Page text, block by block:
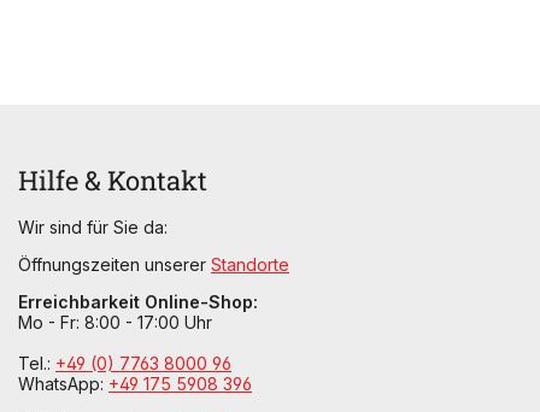
Hilfe & Kontakt
Wir sind für Sie da:
Öffnungszeiten unserer Standorte
Erreichbarkeit Online-Shop:
Mo - Fr: 8:00 - 17:00 Uhr
Tel.: +49 (0) 7763 8000 96
WhatsApp: +49 175 5908 396